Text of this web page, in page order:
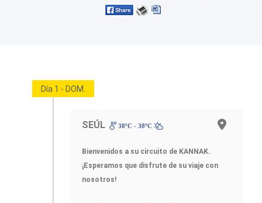
Día 1 - DOM.
SEÚL 38ºC - 38ºC
Bienvenidos a su circuito de KANNAK.
¡Esperamos que disfrute de su viaje con
nosotros!